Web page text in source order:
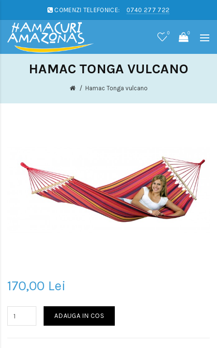
COMENZI TELEFONICE: 0740 277 722
0 0
HAMAC TONGA VULCANO
Hamac Tonga vulcano
170,00 Lei
ADAUGA IN COS